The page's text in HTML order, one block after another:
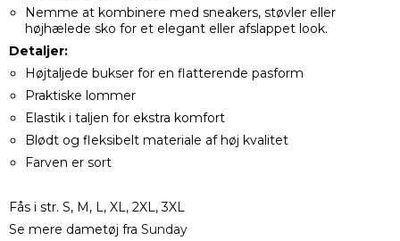
Nemme at kombinere med sneakers, støvler eller
højhælede sko for et elegant eller afslappet look.
Detaljer:
Højtaljede bukser for en flatterende pasform
Praktiske lommer
Elastik i taljen for ekstra komfort
Blødt og fleksibelt materiale af høj kvalitet
Farven er sort
Fås i str. S, M, L, XL, 2XL, 3XL
Se mere dametøj fra Sunday